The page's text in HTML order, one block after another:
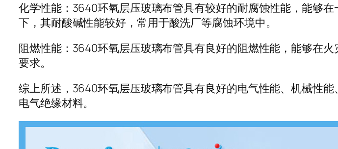
化学性能：3640环氧层压玻璃布管具有较好的耐腐蚀性能，能够
下，其耐酸碱性能较好，常用于酸洗厂等腐蚀环境中。
阻燃性能：3640环氧层压玻璃布管具有良好的阻燃性能，能够在
要求。
综上所述，3640环氧层压玻璃布管具有良好的电气性能、机械性
电气绝缘材料。